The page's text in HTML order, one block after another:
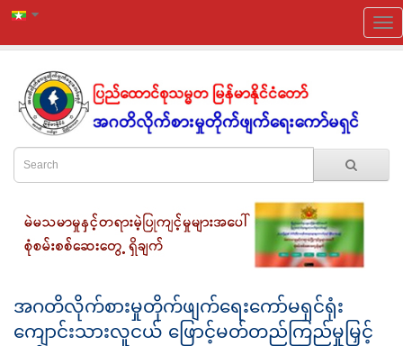
အဂတိလိုက်စားမှုတိုက်ဖျက်ရေးကော်မရှင်ရုံး
ကျောင်းသားလူငယ် ဖြောင့်မတ်တည်ကြည်မှုမြှင့်